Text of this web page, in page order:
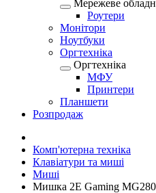
Мережеве
Роутери
Монітори
Ноутбуки
Оргтехніка
Оргтехніка
МФУ
Принтери
Планшети
Розпродаж
Комп'ютерна техніка
Клавіатури та миші
Миші
Мишка 2E Gaming